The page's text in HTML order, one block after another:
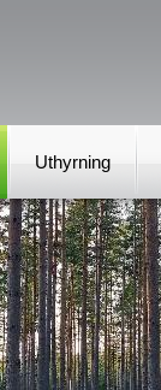
Uthyrning